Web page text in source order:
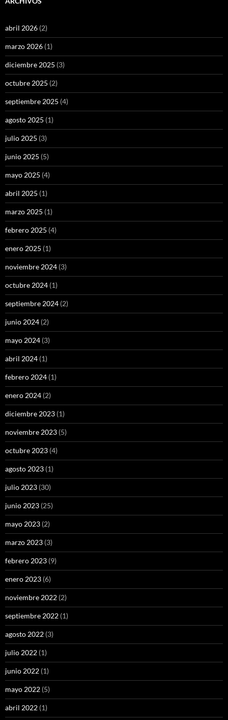
abril 2026 (2)
marzo 2026 (1)
diciembre 2025 (3)
octubre 2025 (2)
septiembre 2025 (4)
agosto 2025 (1)
julio 2025 (3)
junio 2025 (5)
mayo 2025 (4)
abril 2025 (1)
marzo 2025 (1)
febrero 2025 (4)
enero 2025 (1)
noviembre 2024 (3)
octubre 2024 (1)
septiembre 2024 (2)
junio 2024 (2)
mayo 2024 (3)
abril 2024 (1)
febrero 2024 (1)
enero 2024 (2)
diciembre 2023 (1)
noviembre 2023 (5)
octubre 2023 (4)
agosto 2023 (1)
julio 2023 (30)
junio 2023 (25)
mayo 2023 (2)
marzo 2023 (3)
febrero 2023 (9)
enero 2023 (6)
noviembre 2022 (2)
septiembre 2022 (1)
agosto 2022 (3)
julio 2022 (1)
junio 2022 (1)
mayo 2022 (5)
abril 2022 (1)